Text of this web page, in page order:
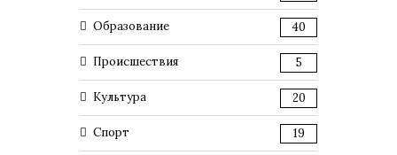
Образование 40
Происшествия 5
Культура 20
Спорт 19